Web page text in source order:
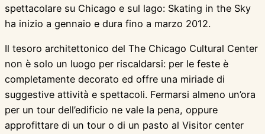
spettacolare su Chicago e sul lago: Skating in the Sky
ha inizio a gennaio e dura fino a marzo 2012.
Il tesoro architettonico del The Chicago Cultural Center
non è solo un luogo per riscaldarsi: per le feste è
completamente decorato ed offre una miriade di
suggestive attività e spettacoli. Fermarsi almeno un’ora
per un tour dell’edificio ne vale la pena, oppure
approfittare di un tour o di un pasto al Visitor center